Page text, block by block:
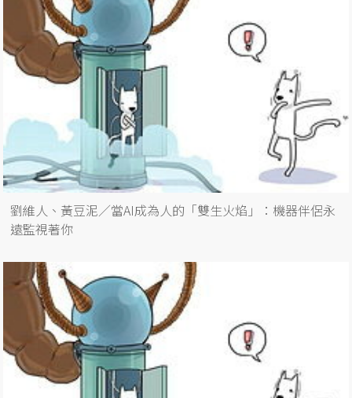
劉維人、黃豆泥／當AI成為人的「雙生火焰」：機器伴侶永
遠監視著你